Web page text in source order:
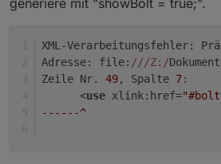
Und der Datenpunkt (String /
existieren.
Ro75.
XML-Verarbeitungsfehler:
Adresse: file: ///Z:/
Zeile Nr. 49, Spalte 7:
      <
use xlink:href=
------^